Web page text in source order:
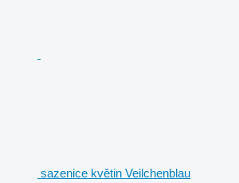
sazenice květin Veilchenblau